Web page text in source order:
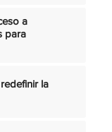
a
para
la